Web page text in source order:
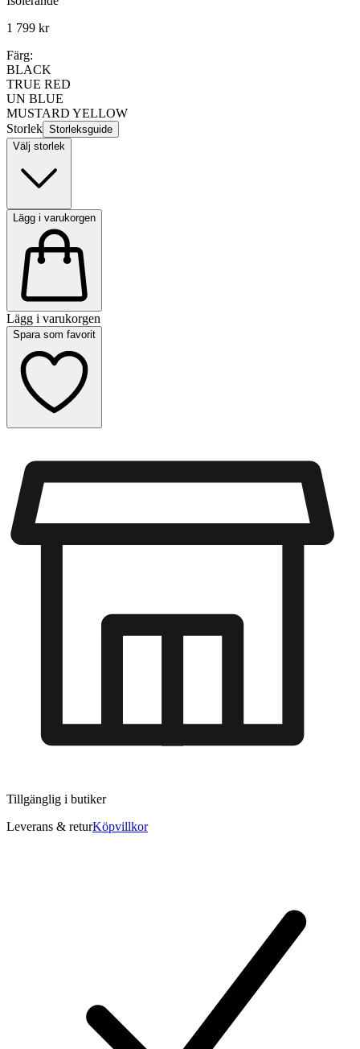
1 799 kr
Färg:
BLACK
TRUE RED
UN BLUE
MUSTARD YELLOW
Storlek Storleksguide
Välj storlek
Lägg i varukorgen
Lägg i varukorgen
Spara som favorit
Tillgänglig i butiker
Leverans & returKöpvillkor